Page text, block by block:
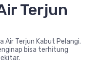
Terjun
Air Terjun Kabut Pelangi.
bisa terhitung